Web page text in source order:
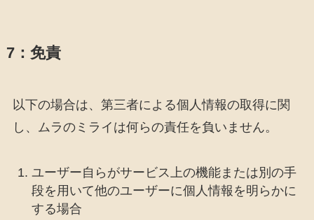
7：免責
以下の場合は、第三者による個人情報の取得に関
し、ムラのミライは何らの責任を負いません。
ユーザー自らがサービス上の機能または別の手
段を用いて他のユーザーに個人情報を明らかに
する場合